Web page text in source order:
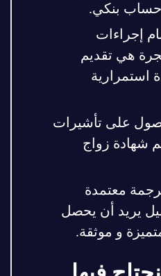
بنكي.
إجراءات
هي تقديم
استمرارية
على تأشيرات
شهادة زواج
معتمدة
يريد أن يحصل
و موثقة.